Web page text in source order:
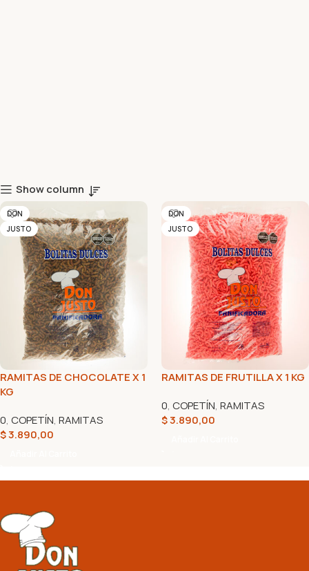
Show column
DON
JUSTO
RAMITAS DE CHOCOLATE X 1
KG
0, COPETÍN, RAMITAS
$3.890,00
DON
JUSTO
RAMITAS DE FRUTILLA X 1 KG
0, COPETÍN, RAMITAS
$3.890,00